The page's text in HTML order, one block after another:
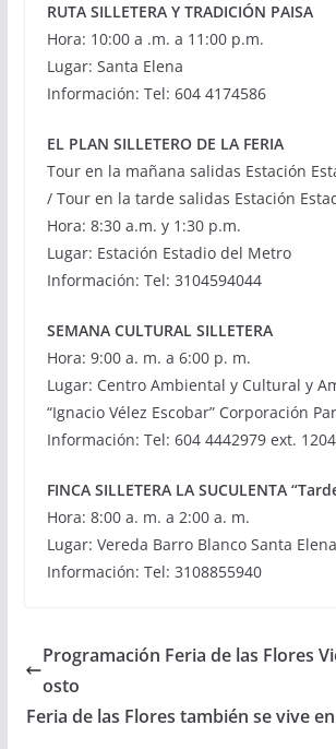
RUTA SILLETERA Y TRADICIÓN PAISA
Hora: 10:00 a .m. a 11:00 p.m.
Lugar: Santa Elena
Información: Tel: 604 4174586
EL PLAN SILLETERO DE LA FERIA
Tour en la mañana salidas Estación
/ Tour en la tarde salidas Estación
Hora: 8:30 a.m. y 1:30 p.m.
Lugar: Estación Estadio del Metro
Información: Tel: 3104594044
SEMANA CULTURAL SILLETERA
Hora: 9:00 a. m. a 6:00 p. m.
Lugar: Centro Ambiental y Cultural y
“Ignacio Vélez Escobar” Corporación
Información: Tel: 604 4442979 ext. 1204
FINCA SILLETERA LA SUCULENTA
Hora: 8:00 a. m. a 2:00 a. m.
Lugar: Vereda Barro Blanco Santa Elena
Información: Tel: 3108855940
Programación Feria de las Flores
osto
Feria de las Flores también se vive